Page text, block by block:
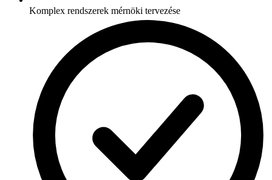
Komplex rendszerek mérnöki tervezése